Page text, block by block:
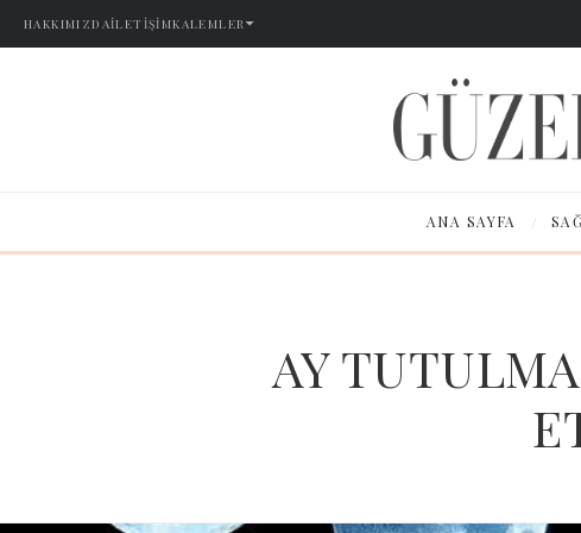
HAKKIMIZDAİLETIŞIMKALEMLER
ANA SAYFA /
AY